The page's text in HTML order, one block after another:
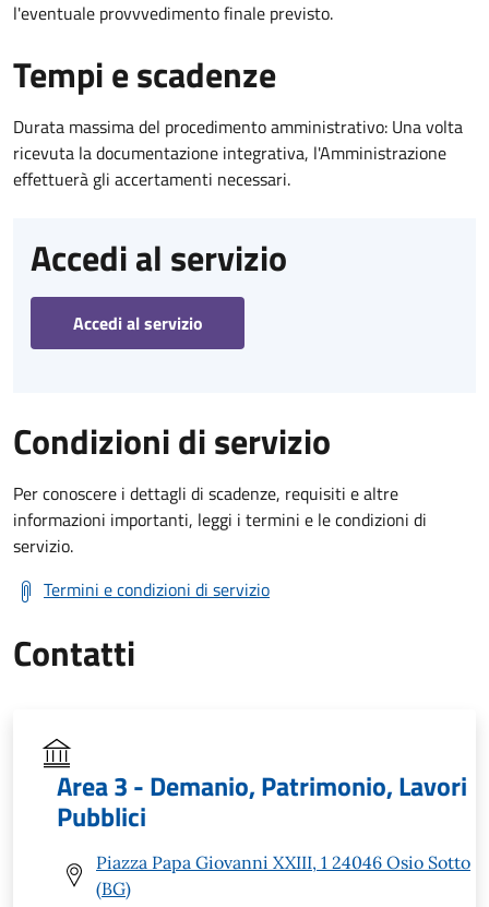
l'eventuale provvvedimento finale previsto.
Tempi e scadenze
Durata massima del procedimento amministrativo: Una volta
ricevuta la documentazione integrativa, l'Amministrazione
effettuerà gli accertamenti necessari.
Accedi al servizio
Accedi al servizio
Condizioni di servizio
Per conoscere i dettagli di scadenze, requisiti e altre
informazioni importanti, leggi i termini e le condizioni di
servizio.
Termini e condizioni di servizio
Contatti
Area 3 - Demanio, Patrimonio, Lavori
Pubblici
Piazza Papa Giovanni XXIII, 1 24046 Osio Sotto
(BG)